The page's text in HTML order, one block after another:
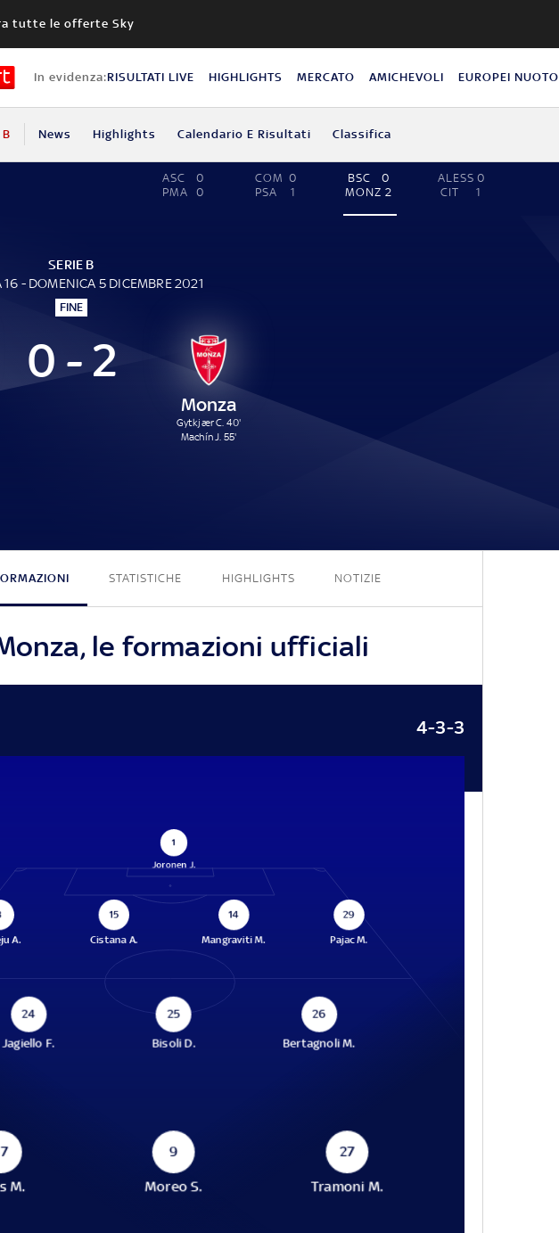
tutte le offerte Sky
In evidenza:RISULTATI LIVE HIGHLIGHTS MERCATO AMICHEVOLI EUROPEI NUOTO
B News Highlights Calendario E Risultati Classifica
ASC
0
PMA
0
COM 0
PSA
1
BSC
0
MONZ 2
ALESS 0
CIT
1
SERIE B
16 - DOMENICA 5 DICEMBRE 2021
FINE
0 - 2
Monza
Gytkjær C. 40'
Machín J. 55'
STATISTICHE HIGHLIGHTS NOTIZIE
le formazioni ufficiali
4-3-3
1
Joronen J.
A.
15
Cistana A.
14
Mangraviti M.
29
Pajac M.
24
Jagiello F.
25
Bisoli D.
26
Bertagnoli M.
M.
9
Moreo S.
27
Tramoni M.